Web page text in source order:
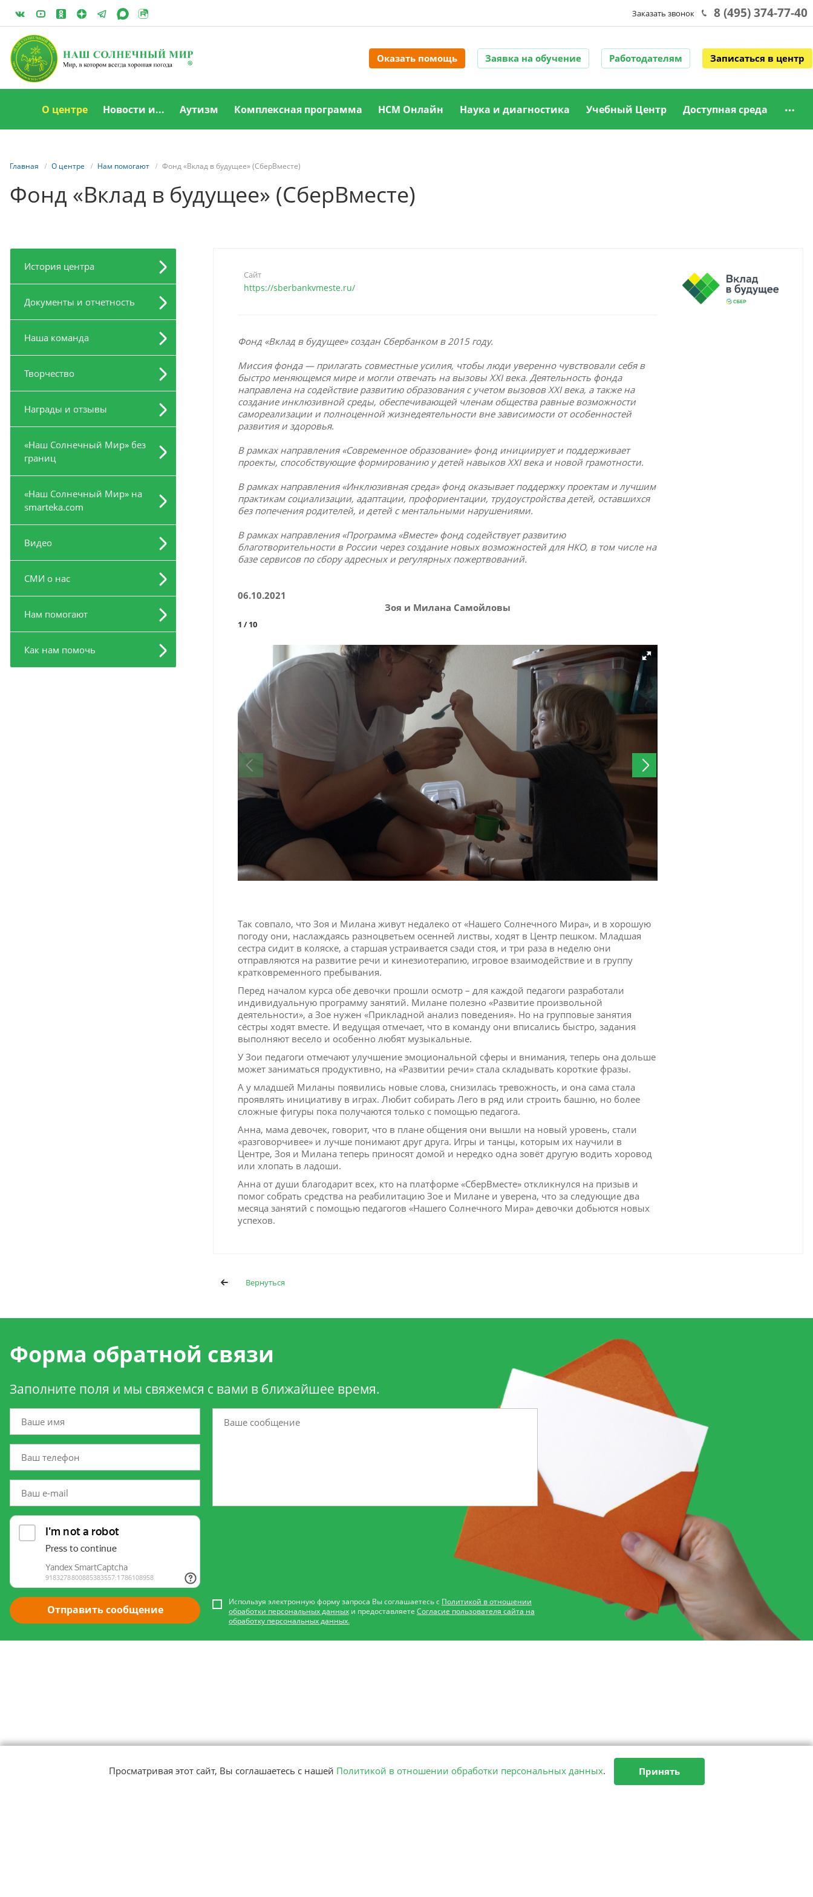
Заказать звонок 8 (495) 374-77-40
Записаться в центр
Работодателям
Заявка на обучение
Оказать помощь
О центре Новости и... Аутизм Комплексная программа НСМ Онлайн Наука и диагностика Учебный Центр Доступная среда
Главная О центре Нам помогают Фонд «Вклад в будущее» (СберВместе)
Фонд «Вклад в будущее» (СберВместе)
История центра
Документы и отчетность
Наша команда
Творчество
Награды и отзывы
«Наш Солнечный Мир» без
границ
«Наш Солнечный Мир» на
smarteka.com
Видео
СМИ о нас
Нам помогают
Как нам помочь
Сайт
https://sberbankvmeste.ru/
Фонд «Вклад в будущее» создан Сбербанком в 2015 году.
Миссия фонда — прилагать совместные усилия, чтобы люди уверенно чувствовали себя в
быстро меняющемся мире и могли отвечать на вызовы XXI века. Деятельность фонда
направлена на содействие развитию образования с учетом вызовов XXI века, а также на
создание инклюзивной среды, обеспечивающей членам общества равные возможности
самореализации и полноценной жизнедеятельности вне зависимости от особенностей
развития и здоровья.
В рамках направления «Современное образование» фонд инициирует и поддерживает
проекты, способствующие формированию у детей навыков XXI века и новой грамотности.
В рамках направления «Инклюзивная среда» фонд оказывает поддержку проектам и лучшим
практикам социализации, адаптации, профориентации, трудоустройства детей, оставшихся
без попечения родителей, и детей с ментальными нарушениями.
В рамках направления «Программа «Вместе» фонд содействует развитию
благотворительности в России через создание новых возможностей для НКО, в том числе на
базе сервисов по сбору адресных и регулярных пожертвований.
06.10.2021
Зоя и Милана Самойловы
1 / 10
Так совпало, что Зоя и Милана живут недалеко от «Нашего Солнечного Мира», и в хорошую
погоду они, наслаждаясь разноцветьем осенней листвы, ходят в Центр пешком. Младшая
сестра сидит в коляске, а старшая устраивается сзади стоя, и три раза в неделю они
отправляются на развитие речи и кинезиотерапию, игровое взаимодействие и в группу
кратковременного пребывания.
Перед началом курса обе девочки прошли осмотр – для каждой педагоги разработали
индивидуальную программу занятий. Милане полезно «Развитие произвольной
деятельности», а Зое нужен «Прикладной анализ поведения». Но на групповые занятия
сёстры ходят вместе. И ведущая отмечает, что в команду они вписались быстро, задания
выполняют весело и особенно любят музыкальные.
У Зои педагоги отмечают улучшение эмоциональной сферы и внимания, теперь она дольше
может заниматься продуктивно, на «Развитии речи» стала складывать короткие фразы.
А у младшей Миланы появились новые слова, снизилась тревожность, и она сама стала
проявлять инициативу в играх. Любит собирать Лего в ряд или строить башню, но более
сложные фигуры пока получаются только с помощью педагога.
Анна, мама девочек, говорит, что в плане общения они вышли на новый уровень, стали
«разговорчивее» и лучше понимают друг друга. Игры и танцы, которым их научили в
Центре, Зоя и Милана теперь приносят домой и нередко одна зовёт другую водить хоровод
или хлопать в ладоши.
Анна от души благодарит всех, кто на платформе «СберВместе» откликнулся на призыв и
помог собрать средства на реабилитацию Зое и Милане и уверена, что за следующие два
месяца занятий с помощью педагогов «Нашего Солнечного Мира» девочки добьются новых
успехов.
Вернуться
Форма обратной связи
Заполните поля и мы свяжемся с вами в ближайшее время.
Отправить сообщение
Используя электронную форму запроса Вы соглашаетесь с Политикой в отношении
обработки персональных данных и предоставляете Согласие пользователя сайта на
обработку персональных данных.
Просматривая этот сайт, Вы соглашаетесь с нашей Политикой в отношении обработки персональных данных. Принять